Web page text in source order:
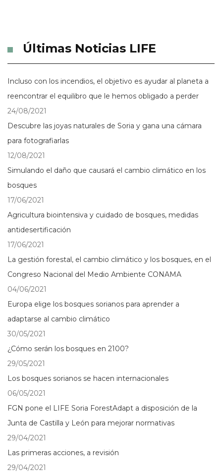
Últimas Noticias LIFE
Incluso con los incendios, el objetivo es ayudar al planeta a
reencontrar el equilibro que le hemos obligado a perder
24/08/2021
Descubre las joyas naturales de Soria y gana una cámara
para fotografiarlas
12/08/2021
Simulando el daño que causará el cambio climático en los
bosques
17/06/2021
Agricultura biointensiva y cuidado de bosques, medidas
antidesertificación
17/06/2021
La gestión forestal, el cambio climático y los bosques, en el
Congreso Nacional del Medio Ambiente CONAMA
04/06/2021
Europa elige los bosques sorianos para aprender a
adaptarse al cambio climático
30/05/2021
¿Cómo serán los bosques en 2100?
29/05/2021
Los bosques sorianos se hacen internacionales
06/05/2021
FGN pone el LIFE Soria ForestAdapt a disposición de la
Junta de Castilla y León para mejorar normativas
29/04/2021
Las primeras acciones, a revisión
29/04/2021